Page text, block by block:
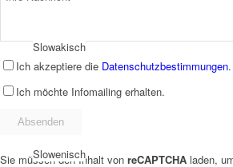
Slowakisch
Slowenisch
Ich akzeptiere die Datenschutzbestimmungen.
Ich möchte Infomailing erhalten.
Sie müssen den Inhalt von reCAPTCHA laden,